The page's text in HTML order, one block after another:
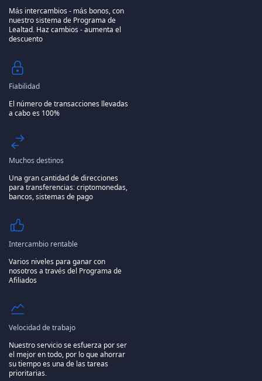
Más intercambios - más bonos, con
nuestro sistema de Programa de
Lealtad. Haz cambios - aumenta el
descuento
Fiabilidad
El número de transacciones llevadas
a cabo es 100%
Muchos destinos
Una gran cantidad de direcciones
para transferencias: criptomonedas,
bancos, sistemas de pago
Intercambio rentable
Varios niveles para ganar con
nosotros a través del Programa de
Afiliados
Velocidad de trabajo
Nuestro servicio se esfuerza por ser
el mejor en todo, por lo que ahorrar
su tiempo es una de las tareas
prioritarias.